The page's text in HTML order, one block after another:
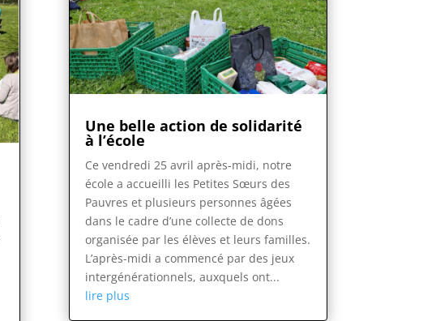
Une belle action de solidarité
à l’école
Ce vendredi 25 avril après-midi, notre
école a accueilli les Petites Sœurs des
Pauvres et plusieurs personnes âgées
dans le cadre d’une collecte de dons
organisée par les élèves et leurs familles.
L’après-midi a commencé par des jeux
intergénérationnels, auxquels ont...
lire plus